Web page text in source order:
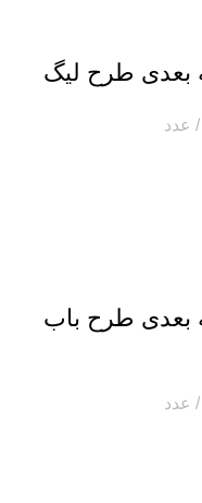
بعدی طرح لیگ
عدد
بعدی طرح باب
عدد